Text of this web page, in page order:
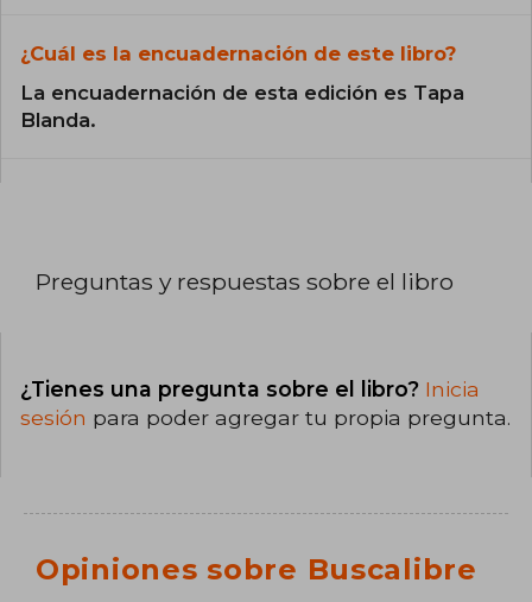
¿Cuál es la encuadernación de este libro?
La encuadernación de esta edición es Tapa
Blanda.
Preguntas y respuestas sobre el libro
¿Tienes una pregunta sobre el libro? Inicia
sesión para poder agregar tu propia pregunta.
Opiniones sobre Buscalibre